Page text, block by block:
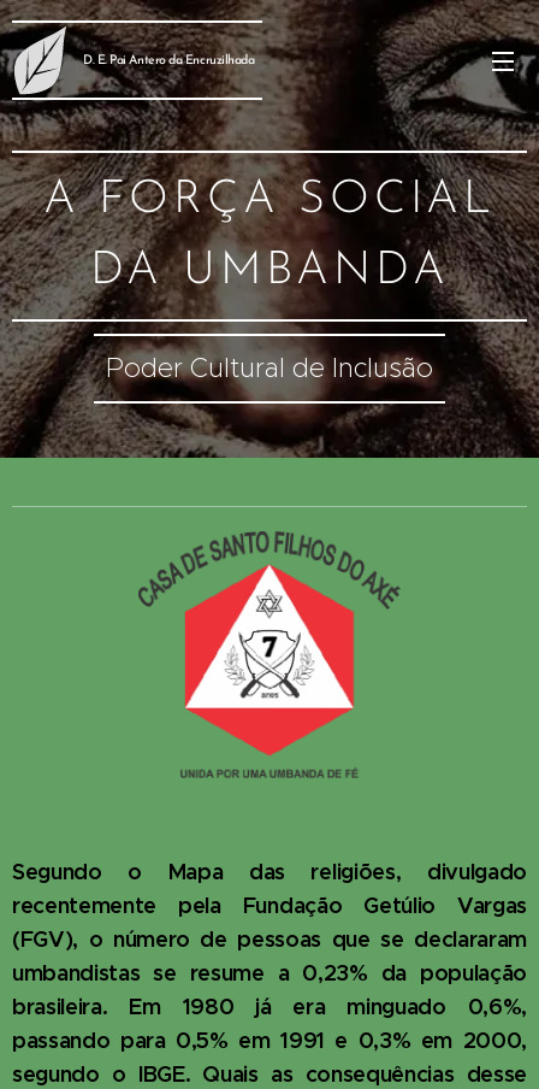
D. E. Pai Antero da Encruzilhada
A FORÇA SOCIAL
DA UMBANDA
Poder Cultural de Inclusão
Segundo o Mapa das religiões, divulgado
recentemente pela Fundação Getúlio Vargas
(FGV), o número de pessoas que se declararam
umbandistas se resume a 0,23% da população
brasileira. Em 1980 já era minguado 0,6%,
passando para 0,5% em 1991 e 0,3% em 2000,
segundo o IBGE. Quais as consequências desse